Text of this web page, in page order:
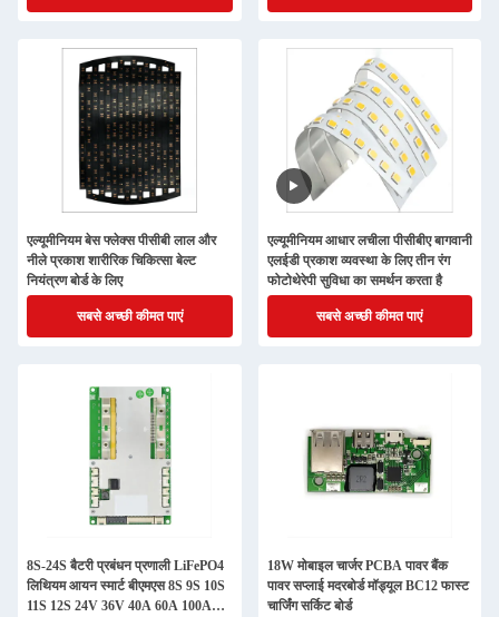
एल्यूमीनियम बेस फ्लेक्स पीसीबी लाल और
नीले प्रकाश शारीरिक चिकित्सा बेल्ट
नियंत्रण बोर्ड के लिए
सबसे अच्छी कीमत पाएं
एल्यूमीनियम आधार लचीला पीसीबीए बागवानी
एलईडी प्रकाश व्यवस्था के लिए तीन रंग
फोटोथेरेपी सुविधा का समर्थन करता है
सबसे अच्छी कीमत पाएं
8S-24S बैटरी प्रबंधन प्रणाली LiFePO4
लिथियम आयन स्मार्ट बीएमएस 8S 9S 10S
11S 12S 24V 36V 40A 60A 100A
18W मोबाइल चार्जर PCBA पावर बैंक
पावर सप्लाई मदरबोर्ड मॉड्यूल BC12 फास्ट
चार्जिंग सर्किट बोर्ड